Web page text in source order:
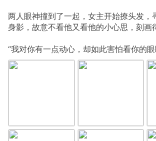
两人眼神撞到了一起，女主开始撩头发，
身影，故意不看他又看他的小心思，刻画
“我对你有一点动心，却如此害怕看你的眼